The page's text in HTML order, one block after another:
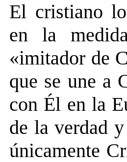
El cristiano
en la
«imitador de
que se une a
con Él en la
de la verdad
únicamente